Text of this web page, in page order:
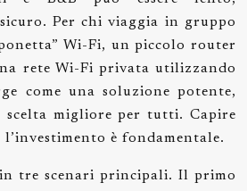
Per chi viaggia in gruppo
Wi-Fi, un piccolo router
rete Wi-Fi privata utilizzando
come una soluzione potente,
scelta migliore per tutti. Capire
è fondamentale.
tre scenari principali. Il primo